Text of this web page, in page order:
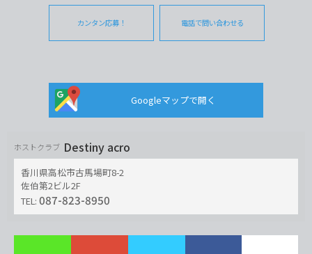
カンタン応募！ 電話で問い合わせる
Googleマップで開く
ホストクラブ Destiny acro
香川県高松市古馬場町8-2
佐伯第2ビル2F
TEL: 087-823-8950